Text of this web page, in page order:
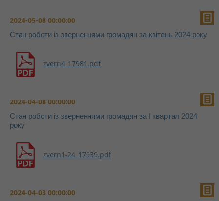
2024-05-08 00:00:00
Стан роботи із зверненнями громадян за квітень 2024 року
zvern4_17981.pdf
2024-04-08 00:00:00
Стан роботи із зверненнями громадян за І квартал 2024
року
zvern1-24_17939.pdf
2024-04-03 00:00:00